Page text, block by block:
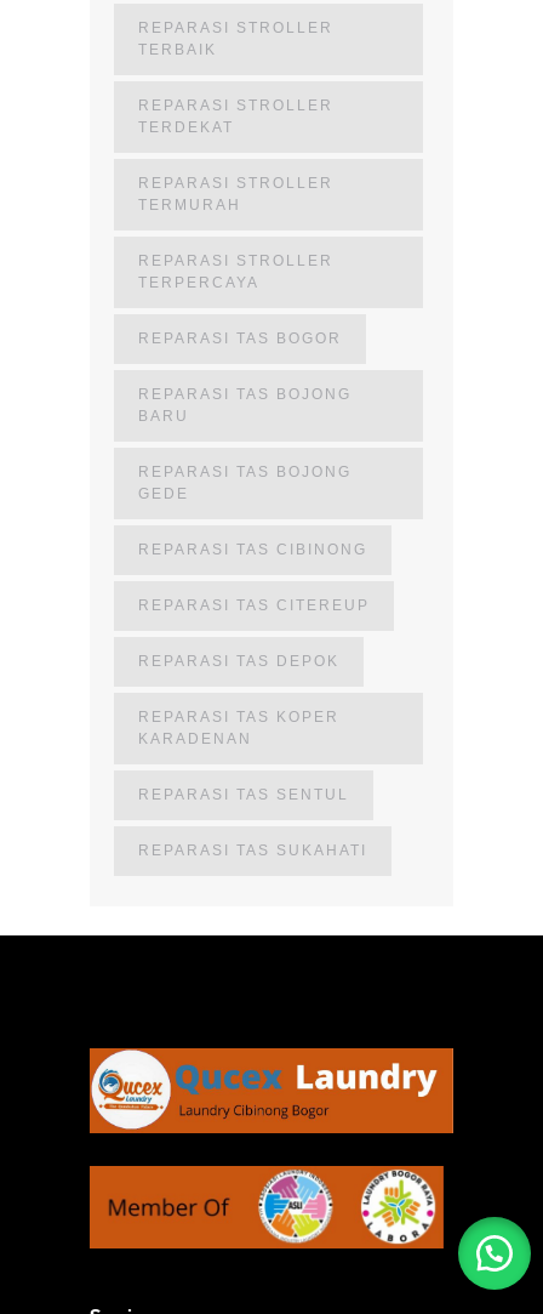
REPARASI STROLLER
TERBAIK
REPARASI STROLLER
TERDEKAT
REPARASI STROLLER
TERMURAH
REPARASI STROLLER
TERPERCAYA
REPARASI TAS BOGOR
REPARASI TAS BOJONG
BARU
REPARASI TAS BOJONG
GEDE
REPARASI TAS CIBINONG
REPARASI TAS CITEREUP
REPARASI TAS DEPOK
REPARASI TAS KOPER
KARADENAN
REPARASI TAS SENTUL
REPARASI TAS SUKAHATI